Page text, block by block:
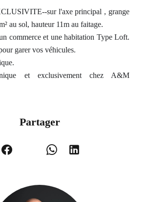
sur l'axe principal , grange
au sol, hauteur 11m au faitage.
commerce et une habitation Type Loft.
garer vos véhicules.
et exclusivement chez A&M
Partager